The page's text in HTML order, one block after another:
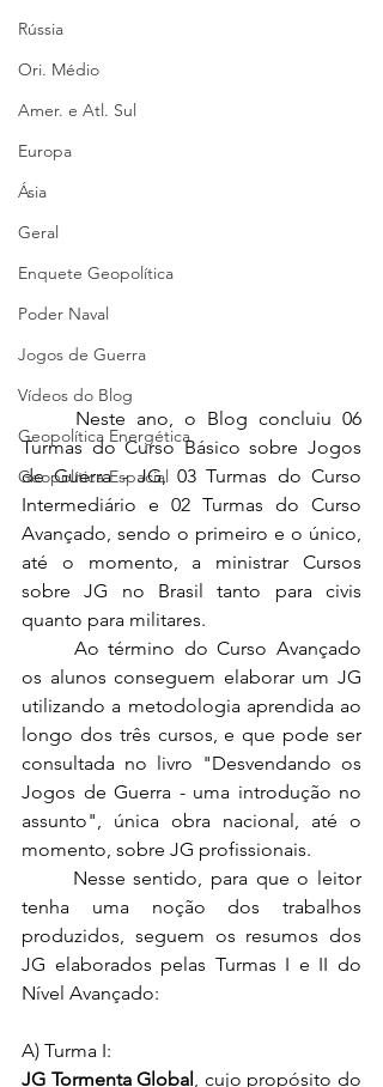
Rússia
Ori. Médio
Amer. e Atl. Sul
Europa
Ásia
Geral
Enquete Geopolítica
Poder Naval
Jogos de Guerra
Vídeos do Blog
Geopolítica Energética
Geopolítica Espacial
Turmas do Curso Básico sobre Jogos
de Guerra - JG, 03 Turmas do Curso
Intermediário e 02 Turmas do Curso
Avançado, sendo o primeiro e o único,
até o momento, a ministrar Cursos
sobre JG no Brasil tanto para civis
quanto para militares.
os alunos conseguem elaborar um JG
utilizando a metodologia aprendida ao
longo dos três cursos, e que pode ser
consultada no livro "Desvendando os
Jogos de Guerra - uma introdução no
assunto", única obra nacional, até o
momento, sobre JG profissionais.
tenha uma noção dos trabalhos
produzidos, seguem os resumos dos
JG elaborados pelas Turmas I e II do
Nível Avançado:
A) Turma I:
JG Tormenta Global, cujo propósito do